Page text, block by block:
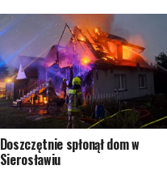
Doszczętnie spłonął dom w
Sierosławiu